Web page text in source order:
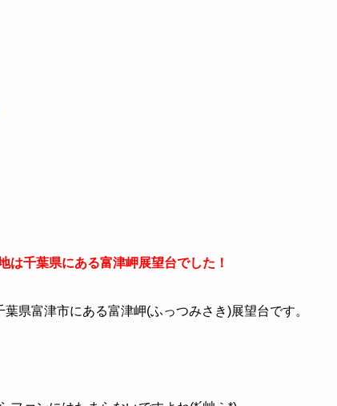
千葉県にある富津岬展望台でした！
県富津市にある富津岬(ふっつみさき)展望台です。